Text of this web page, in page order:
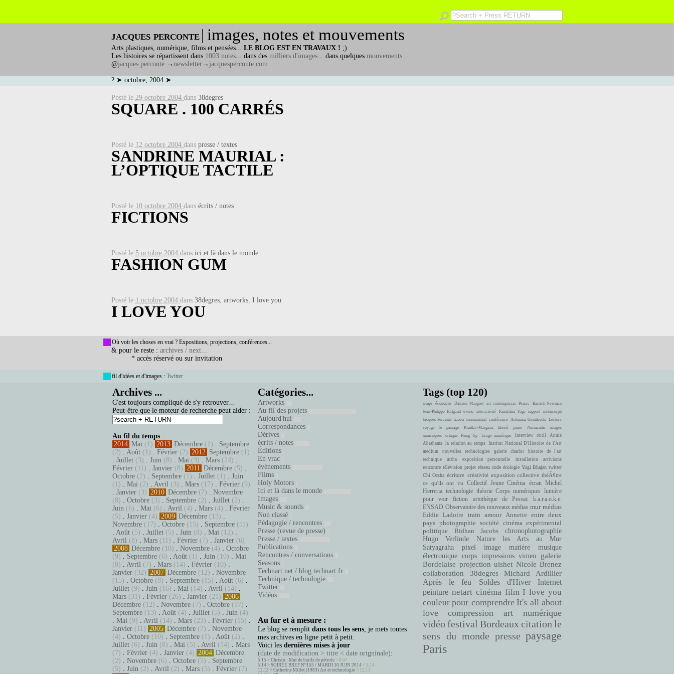
jacques perconte images, notes et mouvements
Arts plastiques, numérique, films et pensées... LE BLOG EST EN TRAVAUX ! ;)
Les histoires se répartissent dans 1003 notes... dans des milliers d'images... dans quelques mouvements...
@jacques perconte → newsletter→ jacquesperconte.com
? ➤ octobre, 2004 ➤
Posté le 29 octobre 2004 dans 38degres
SQUARE . 100 CARRÉS
Posté le 12 octobre 2004 dans presse / textes
SANDRINE MAURIAL :
L’OPTIQUE TACTILE
Posté le 10 octobre 2004 dans écrits / notes
FICTIONS
Posté le 5 octobre 2004 dans ici et là dans le monde
FASHION GUM
Posté le 1 octobre 2004 dans 38degres, artworks, I love you
I LOVE YOU
Où voir les choses en vrai ? Expositions, projections, conférences...
& pour le reste : archives / next...
* accès réservé ou sur invitation
fil d'idées et d'images : Twitter
Archives ...
C'est toujours compliqué de s'y retrouver...
Peut-être que le moteur de recherche peut aider :
Au fil du temps :
2014 Mai (1) 2013 Décembre (1) . Septembre
(2) . Août (1) . Février (2) 2012 Septembre (1)
. Juillet (3) . Juin (8) . Mai (3) . Mars (24) .
Février (11) . Janvier (8) 2011 Décembre (5) .
Octobre (2) . Septembre (1) . Juillet (1) . Juin
(1) . Mai (2) . Avril (3) . Mars (17) . Février (9)
. Janvier (3) 2010 Décembre (7) . Novembre
(8) . Octobre (3) . Septembre (2) . Juillet (2) .
Juin (6) . Mai (6) . Avril (4) . Mars (4) . Février
(5) . Janvier (4) 2009 Décembre (13) .
Novembre (17) . Octobre (15) . Septembre (11)
. Août (5) . Juillet (5) . Juin (8) . Mai (12) .
Avril (8) . Mars (11) . Février (7) . Janvier (6)
2008 Décembre (10) . Novembre (4) . Octobre
(9) . Septembre (6) . Août (1) . Juin (10) . Mai
(8) . Avril (7) . Mars (14) . Février (10) .
Janvier (32) 2007 Décembre (12) . Novembre
(15) . Octobre (8) . Septembre (15) . Août (6) .
Juillet (9) . Juin (16) . Mai (14) . Avril (14) .
Mars (31) . Février (26) . Janvier (21) 2006
Décembre (12) . Novembre (7) . Octobre (17) .
Septembre (13) . Août (4) . Juillet (5) . Juin (4)
. Mai (9) . Avril (14) . Mars (23) . Février (15) .
Janvier (11) 2005 Décembre (7) . Novembre
(4) . Octobre (10) . Septembre (1) . Août (2) .
Juillet (6) . Juin (8) . Mai (5) . Avril (14) . Mars
(7) . Février (4) . Janvier (4) 2004 Décembre
(2) . Novembre (6) . Octobre (5) . Septembre
(5) . Juin (2) . Avril (2) . Mars (5) . Février (7)
Catégories...
Artworks
Au fil des projets
Aujourd'hui
Correspondances
Dérives
écrits / notes
Éditions
En vrac
évènements
Films
Holy Motors
Ici et là dans le monde
Images
Music & sounds
Non classé
Pédagogie / rencontres
Presse (revue de presse)
Presse / textes
Publications
Rencontres / conversations
Seasons
Technart.net / blog.technart.fr
Technique / technologie
Twitter
Vidéos
Au fur et à mesure :
Le blog se remplit dans tous les sens, je mets toutes
mes archives en ligne petit à petit.
Voici les dernières mises à jour
(date de modification > titre < date origninale):
5.15 > Christo : Mur de barils de pétrole < 8.07
5.14 > SOIRÉE BREF N°155 / MARDI 10 JUIN 2014 < 5.14
12.13 > Catherine Millet (1983) Art et technologie < 12.13
Tags (top 120)
temps économie Damien Marguet art contemporain Pessac
Barnett Newman
Jean-Philippe Halgand
ewmo interactivité Kundalini Yoga support
metamorph
Jacques Perconte uaoen monumental conférence Artemisia Gentileschi Lecture
voyage
le passage Pauillac-Margaux liberté jaune Normandie
images
numériques
critique Hung Up Tirage numérique interview outil
Annie
Abrahams
la relation au temps
Institut National D'Histoire de l'Art
medium
nouvelles technologies galerie charlot
histoire de l'art
technique
uttha exposition personnelle installation activisme
rencontre télévision projet réseau code écologie Yogi Bhajan twitter
Chi Ocsha écriture créativité exposition collective théÃ¢tre
ce qu'ils ont vu
Collectif Jeune Cinéma écran
Michel
Herreria technologie théorie Corps numériques lumière
pour voir fiction artothèque de Pessac
k.a.r.a.o.k.e.
ENSAD Observatoire des nouveaux médias mur médias
Eddie Ladoire
train amour Annette entre deux
pays photographie société cinéma expérimental
politique
Bidhan Jacobs
chronophotographie
Hugo Verlinde
Nature
les Arts au Mur
Satyagraha
pixel image matière
musique
électronique corps impressions vimeo
galerie
Bordelaise projection uishet Nicole Brenez
collaboration
38degres
Michard Ardillier
Après le feu
Soldes d'Hiver
Internet
peinture netart cinéma film I love you
couleur pour comprendre It's all about
love
compression art numérique
vidéo festival Bordeaux citation le
sens du monde presse paysage
Paris